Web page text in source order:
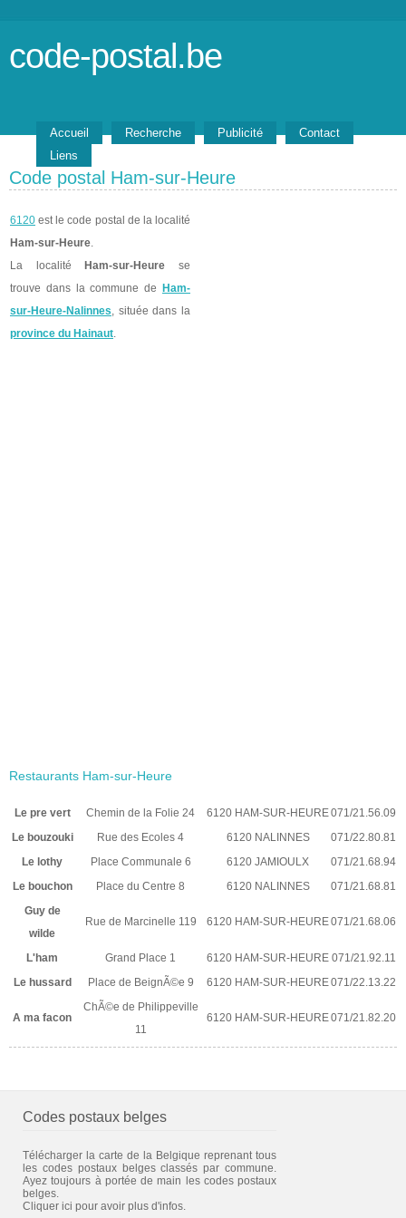
code-postal.be
Accueil Recherche Publicité
Contact
Liens
Code postal Ham-sur-Heure
6120 est le code postal de la localité
Ham-sur-Heure.
La localité
Ham-sur-Heure se
trouve dans la commune de
Ham-
sur-Heure-Nalinnes, située dans la
province du Hainaut.
Restaurants Ham-sur-Heure
Le pre vert Chemin de la Folie 24 6120 HAM-SUR-HEURE071/21.56.09
Le bouzouki
Rue des Ecoles 4 6120 NALINNES
071/22.80.81
Le lothy
Place Communale 6 6120 JAMIOULX
071/21.68.94
Le bouchon
Place du Centre 8 6120 NALINNES
071/21.68.81
Guy de
wilde
Rue de Marcinelle 119 6120 HAM-SUR-HEURE071/21.68.06
L'ham Grand Place 1 6120 HAM-SUR-HEURE 071/21.92.11
Le hussard
Place de BeignÃ©e 9 6120 HAM-SUR-HEURE071/22.13.22
A ma facon
ChÃ©e de Philippeville
11
6120 HAM-SUR-HEURE071/21.82.20
Codes postaux belges
Télécharger la carte de la Belgique reprenant tous
les codes postaux belges classés par commune.
Ayez toujours à portée de main les codes postaux
belges.
Cliquer ici pour avoir plus d'infos.